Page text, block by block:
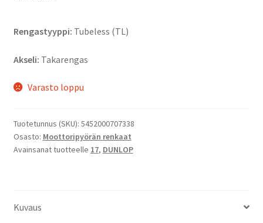
Rengastyyppi: Tubeless (TL)
Akseli: Takarengas
Varasto loppu
Tuotetunnus (SKU): 5452000707338
Osasto: Moottoripyörän renkaat
Avainsanat tuotteelle 17, DUNLOP
Kuvaus